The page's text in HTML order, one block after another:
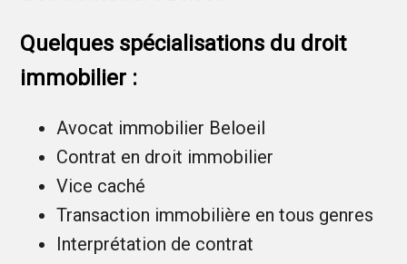
Quelques spécialisations du droit
immobilier :
Avocat immobilier Beloeil
Contrat en droit immobilier
Vice caché
Transaction immobilière en tous genres
Interprétation de contrat